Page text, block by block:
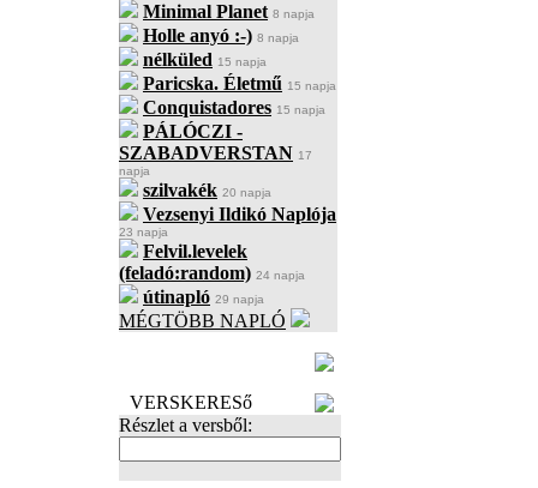
Minimal Planet 8 napja
Holle anyó :-) 8 napja
nélküled 15 napja
Paricska. Életmű 15 napja
Conquistadores 15 napja
PÁLÓCZI -
SZABADVERSTAN 17
napja
szilvakék 20 napja
Vezsenyi Ildikó Naplója
23 napja
Felvil.levelek
(feladó:random) 24 napja
útinapló 29 napja
MÉGTÖBB NAPLÓ
VERSKERESő
Részlet a versből: